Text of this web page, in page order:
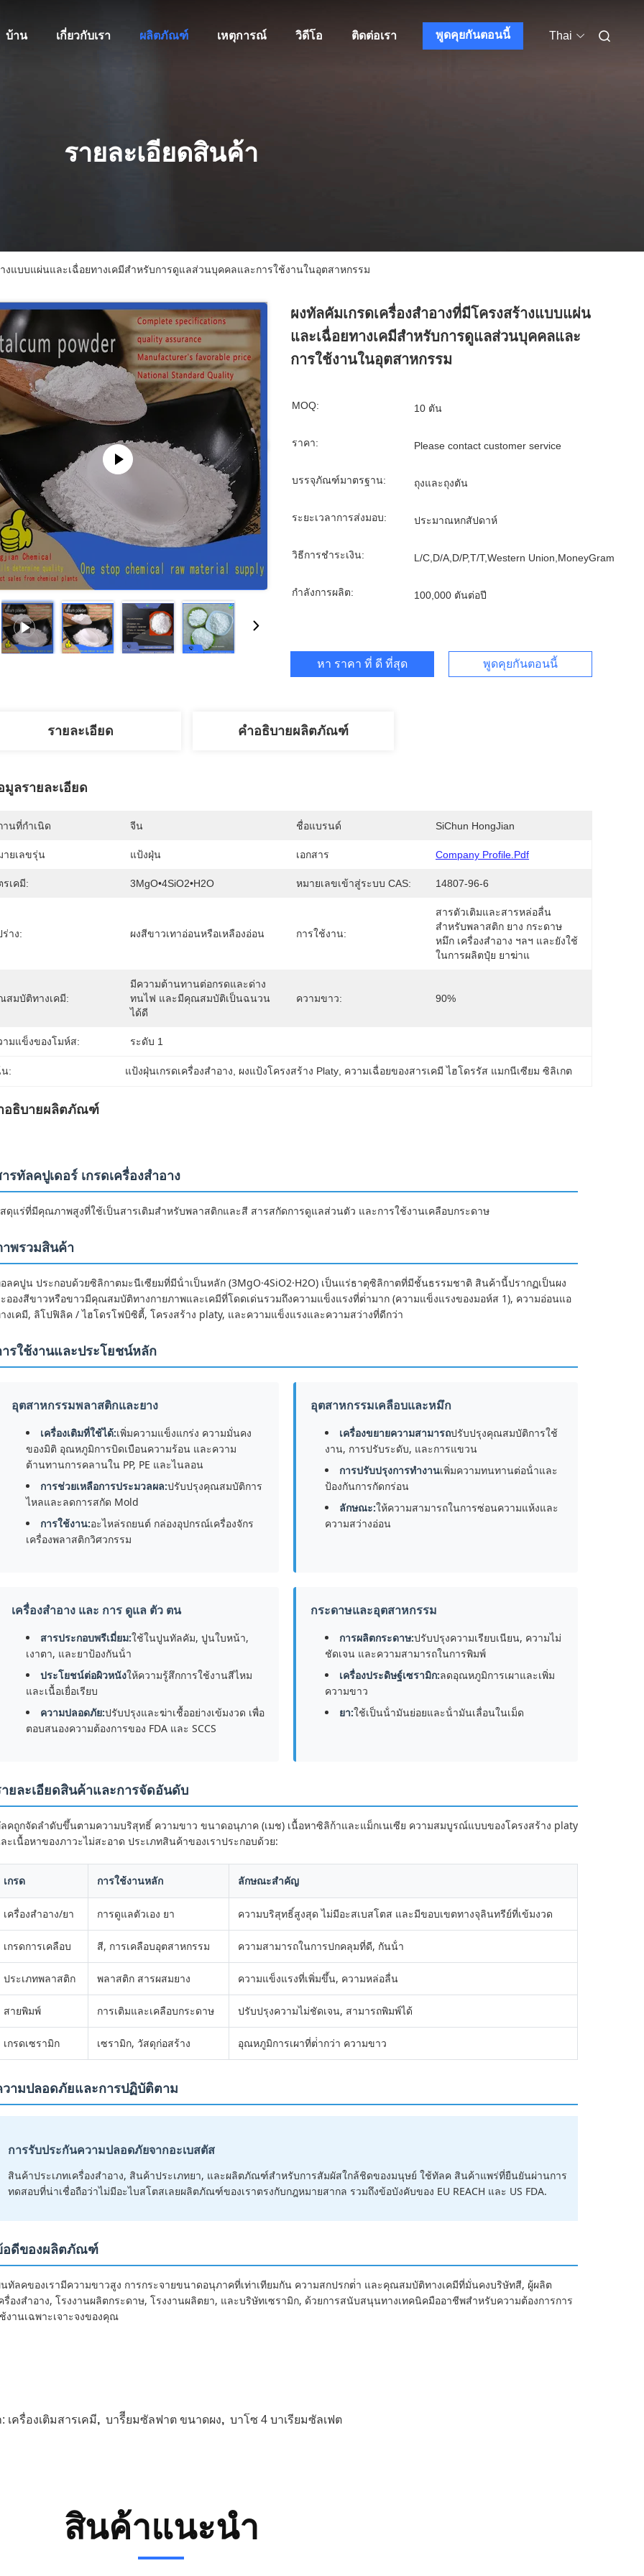
บ้าน เกี่ยวกับเรา ผลิตภัณฑ์ เหตุการณ์ วิดีโอ ติดต่อเรา พูดคุยกันตอนนี้ Thai
รายละเอียดสินค้า
งแบบแผ่นและเฉื่อยทางเคมีสำหรับการดูแลส่วนบุคคลและการใช้งานในอุตสาหกรรม
ผงทัลคัมเกรดเครื่องสำอางที่มีโครงสร้างแบบแผ่น
และเฉื่อยทางเคมีสำหรับการดูแลส่วนบุคคลและ
การใช้งานในอุตสาหกรรม
MOQ: 10 ตัน
ราคา: Please contact customer service
บรรจุภัณฑ์มาตรฐาน: ถุงและถุงตัน
ระยะเวลาการส่งมอบ: ประมาณหกสัปดาห์
วิธีการชำระเงิน: L/C,D/A,D/P,T/T,Western Union,MoneyGram
กำลังการผลิต: 100,000 ตันต่อปี
หา ราคา ที่ ดี ที่สุด พูดคุยกันตอนนี้
รายละเอียด คำอธิบายผลิตภัณฑ์
มูลรายละเอียด
านที่กำเนิด จีน ชื่อแบรนด์ SiChun HongJian
ายเลขรุ่น แป้งฝุ่น เอกสาร Company Profile.pdf
รเคมี: 3MgO•4SiO2•H2O หมายเลขเข้าสู่ระบบ CAS: 14807-96-6
ร่าง: ผงสีขาวเทาอ่อนหรือเหลืองอ่อน การใช้งาน:
สารตัวเติมและสารหล่อลื่น
สำหรับพลาสติก ยาง กระดาษ
หมึก เครื่องสำอาง ฯลฯ และยังใช้
ในการผลิตปุ๋ย ยาฆ่าแ
สมบัติทางเคมี:
มีความต้านทานต่อกรดและด่าง
ทนไฟ และมีคุณสมบัติเป็นฉนวน
ได้ดี
ความขาว: 90%
ามแข็งของโมห์ส: ระดับ 1
น: แป้งฝุ่นเกรดเครื่องสำอาง ผงแป้งโครงสร้าง Platy ความเฉื่อยของสารเคมี ไฮโดรรัส แมกนีเซียม ซิลิเกต
อธิบายผลิตภัณฑ์
รทัลคปูเดอร์ เกรดเครื่องสําอาง
ดุแร่ที่มีคุณภาพสูงที่ใช้เป็นสารเติมสําหรับพลาสติกและสี สารสกัดการดูแลส่วนตัว และการใช้งานเคลือบกระดาษ
พรวมสินค้า
ลคปูน ประกอบด้วยซิลิกาตมะนีเซียมที่มีน้ําเป็นหลัก (3MgO·4SiO2·H2O) เป็นแร่ธาตุซิลิกาตที่มีชั้นธรรมชาติ สินค้านี้ปรากฏเป็นผง
อองสีขาวหรือขาวมีคุณสมบัติทางกายภาพและเคมีที่โดดเด่นรวมถึงความแข็งแรงที่ต่ํามาก (ความแข็งแรงของมอห์ส 1), ความอ่อนแอ
งเคมี, ลิโปฟิลิค / ไฮโดรโฟบิซิตี้, โครงสร้าง platy, และความแข็งแรงและความสว่างที่ดีกว่า
รใช้งานและประโยชน์หลัก
อุตสาหกรรมพลาสติกและยาง
เครื่องเติมที่ใช้ได้:เพิ่มความแข็งแกร่ง ความมั่นคง
ของมิติ อุณหภูมิการบิดเบือนความร้อน และความ
ต้านทานการคลานใน PP, PE และไนลอน
การช่วยเหลือการประมวลผล:ปรับปรุงคุณสมบัติการ
ไหลและลดการสกัด Mold
การใช้งาน:อะไหล่รถยนต์ กล่องอุปกรณ์เครื่องจักร
เครื่องพลาสติกวิศวกรรม
อุตสาหกรรมเคลือบและหมึก
เครื่องขยายความสามารถปรับปรุงคุณสมบัติการใช้
งาน, การปรับระดับ, และการแขวน
การปรับปรุงการทํางานเพิ่มความทนทานต่อน้ําและ
ป้องกันการกัดกร่อน
ลักษณะ:ให้ความสามารถในการซ่อนความแห้งและ
ความสว่างอ่อน
เครื่องสําอาง และ การ ดูแล ตัว ตน
สารประกอบพรีเมี่ยม:ใช้ในปูนทัลคัม, ปูนใบหน้า,
เงาตา, และยาป้องกันน้ํา
ประโยชน์ต่อผิวหนังให้ความรู้สึกการใช้งานสีไหม
และเนื้อเยื่อเรียบ
ความปลอดภัย:ปรับปรุงและฆ่าเชื้ออย่างเข้มงวด เพื่อ
ตอบสนองความต้องการของ FDA และ SCCS
กระดาษและอุตสาหกรรม
การผลิตกระดาษ:ปรับปรุงความเรียบเนียน, ความไม่
ชัดเจน และความสามารถในการพิมพ์
เครื่องประดิษฐ์เซรามิก:ลดอุณหภูมิการเผาและเพิ่ม
ความขาว
ยา:ใช้เป็นน้ํามันย่อยและน้ํามันเลื่อนในเม็ด
ยละเอียดสินค้าและการจัดอันดับ
คถูกจัดลําดับขึ้นตามความบริสุทธิ์ ความขาว ขนาดอนุภาค (เมช) เนื้อหาซิลิก้าและแม็กเนเซีย ความสมบูรณ์แบบของโครงสร้าง platy
ะเนื้อหาของภาวะไม่สะอาด ประเภทสินค้าของเราประกอบด้วย:
เกรด การใช้งานหลัก ลักษณะสําคัญ
เครื่องสําอาง/ยา การดูแลตัวเอง ยา ความบริสุทธิ์สูงสุด ไม่มีอะสเบสโตส และมีขอบเขตทางจุลินทรีย์ที่เข้มงวด
เกรดการเคลือบ สี, การเคลือบอุตสาหกรรม ความสามารถในการปกคลุมที่ดี, กันน้ํา
ประเภทพลาสติก พลาสติก สารผสมยาง ความแข็งแรงที่เพิ่มขึ้น, ความหล่อลื่น
สายพิมพ์ การเติมและเคลือบกระดาษ ปรับปรุงความไม่ชัดเจน, สามารถพิมพ์ได้
เกรดเซรามิก เซรามิก, วัสดุก่อสร้าง อุณหภูมิการเผาที่ต่ํากว่า ความขาว
ามปลอดภัยและการปฏิบัติตาม
การรับประกันความปลอดภัยจากอะเบสตัส
สินค้าประเภทเครื่องสําอาง, สินค้าประเภทยา, และผลิตภัณฑ์สําหรับการสัมผัสใกล้ชิดของมนุษย์ ใช้ทัลค สินค้าแพร่ที่ยืนยันผ่านการ
ทดสอบที่น่าเชื่อถือว่าไม่มีอะไบสโตสเลยผลิตภัณฑ์ของเราตรงกับกฎหมายสากล รวมถึงข้อบังคับของ EU REACH และ US FDA.
ดีของผลิตภัณฑ์
ทัลคของเรามีความขาวสูง การกระจายขนาดอนุภาคที่เท่าเทียมกัน ความสกปรกต่ํา และคุณสมบัติทางเคมีที่มั่นคงบริษัทสี, ผู้ผลิต
รื่องสําอาง, โรงงานผลิตกระดาษ, โรงงานผลิตยา, และบริษัทเซรามิก, ด้วยการสนับสนุนทางเทคนิคมืออาชีพสําหรับความต้องการการ
งานเฉพาะเจาะจงของคุณ
เครื่องเติมสารเคมี, บารีียมซัลฟาต ขนาดผง, บาโซ 4 บาเรียมซัลเฟต
สินค้าแนะนำ